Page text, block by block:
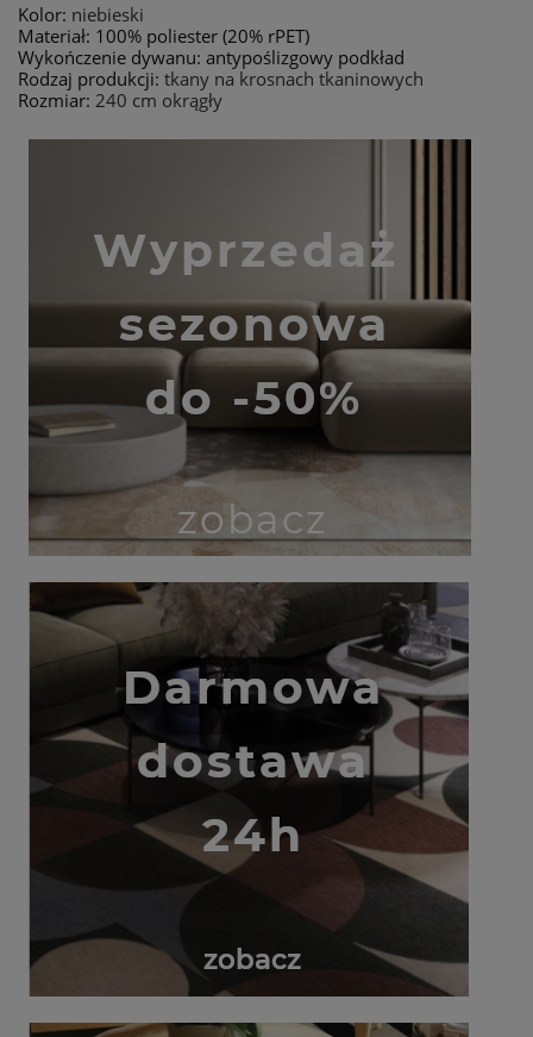
Kolor: niebieski
Materiał: 100% poliester (20% rPET)
Wykończenie dywanu: antypoślizgowy podkład
Rodzaj produkcji: tkany na krosnach tkaninowych
Rozmiar: 240 cm okrągły